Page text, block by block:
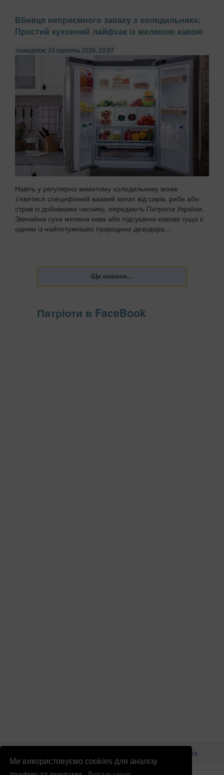
Ми використовуємо cookies для аналізу
Вбивця неприємного запаху з холодильника:
Простий кухонний лайфхак із меленою кавою
понеділок, 10 серпень 2026, 10:07
Навіть у регулярно вимитому холодильнику може
з'явитися специфічний важкий запах від сирів, риби або
страв із добавками часнику, передають Патріоти України.
Звичайна суха мелена кава або підсушена кавова гуща є
одним із найпотужніших природних дезодора...
Патріоти в FaceBook
Реклама
info
patrioty.org.ua